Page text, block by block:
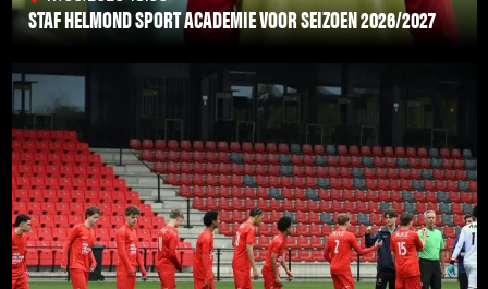
STAF HELMOND SPORT ACADEMIE VOOR SEIZOEN 2026/2027